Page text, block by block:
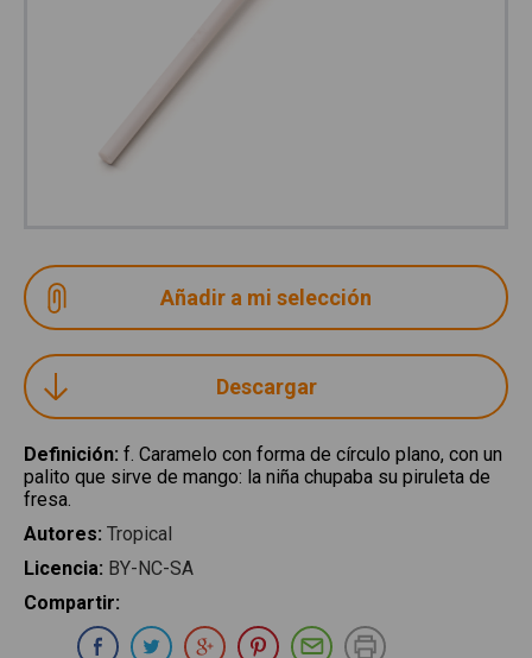
Descargar
Definición: f. Caramelo con forma de círculo plano, con un
palito que sirve de mango: la niña chupaba su piruleta de
fresa.
Autores: Tropical
Licencia: BY-NC-SA
Compartir:
Compartir en Whatsapp
Compartir en Facebook
Compartir en Twitter
Compartir en Google Plus
Compartir en Pinterest
Compartir por E-